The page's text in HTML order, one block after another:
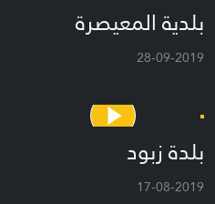
بلدية المعيصرة
28-09-2019
بلدة زبود
17-08-2019